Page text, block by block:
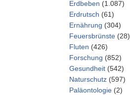
Erdbeben (1.087)
Erdrutsch (61)
Ernährung (304)
Feuersbrünste (28)
Fluten (426)
Forschung (852)
Gesundheit (542)
Naturschutz (597)
Paläontologie (2)